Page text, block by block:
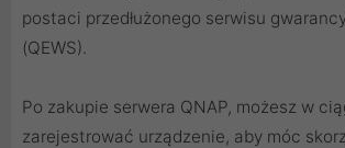
postaci przedłużonego serwisu
(QEWS).
Po zakupie serwera QNAP, możesz w
zarejestrować urządzenie, aby móc